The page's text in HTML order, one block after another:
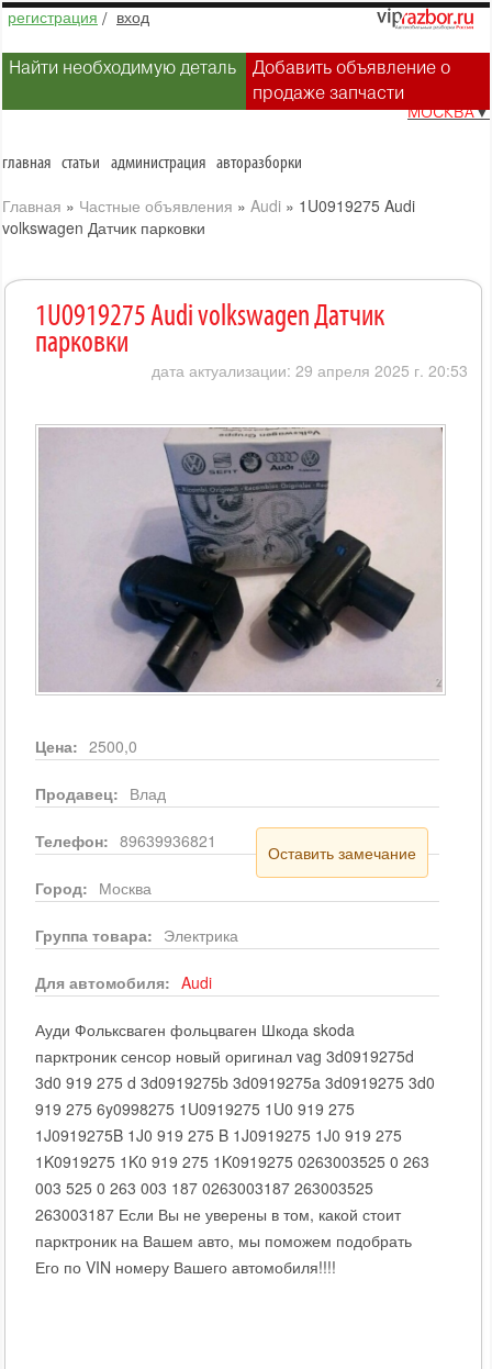
регистрация / вход
Найти необходимую деталь
Добавить объявление о
продаже запчасти
МОСКВА▼
главная статьи администрация авторазборки
Главная » Частные объявления » Audi » 1U0919275 Audi
volkswagen Датчик парковки
1U0919275 Audi volkswagen Датчик
парковки
дата актуализации: 29 апреля 2025 г. 20:53
Цена: 2500,0
Продавец: Влад
Телефон: 89639936821
Оставить замечание
Город: Москва
Группа товара: Электрика
Для автомобиля: Audi
Ауди Фольксваген фольцваген Шкода skoda
парктроник сенсор новый оригинал vag 3d0919275d
3d0 919 275 d 3d0919275b 3d0919275a 3d0919275 3d0
919 275 6y0998275 1U0919275 1U0 919 275
1J0919275B 1J0 919 275 B 1J0919275 1J0 919 275
1K0919275 1K0 919 275 1K0919275 0263003525 0 263
003 525 0 263 003 187 0263003187 263003525
263003187 Если Вы не уверены в том, какой стоит
парктроник на Вашем авто, мы поможем подобрать
Его по VIN номеру Вашего автомобиля!!!!